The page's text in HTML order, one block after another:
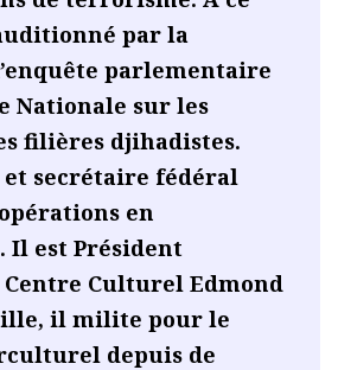
par la
parlementaire
Nationale sur les
filières djihadistes.
et secrétaire fédéral
en
Il est Président
Centre Culturel Edmond
il milite pour le
depuis de